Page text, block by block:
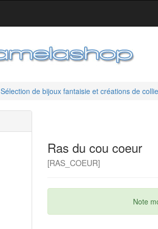
Sélection de bijoux fantaisie et créations de
Ras du cou coeur
[RAS_COEUR]
Note